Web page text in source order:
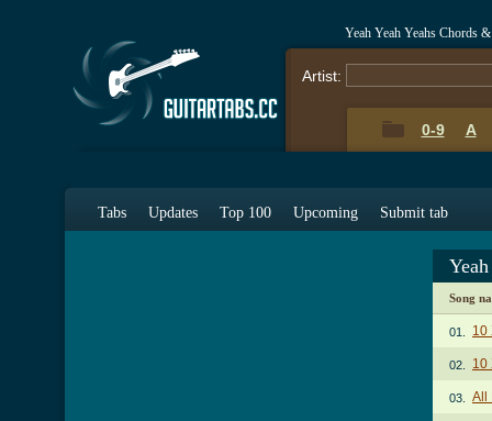
Yeah Yeah Yeahs Chords
Artist:
0-9 A
Tabs Updates Top 100 Upcoming Submit tab
Song
01. 10
02. 10
03. All